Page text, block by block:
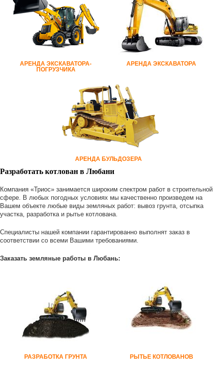
АРЕНДА ЭКСКАВАТОРА-
ПОГРУЗЧИКА
АРЕНДА ЭКСКАВАТОРА
АРЕНДА БУЛЬДОЗЕРА
Разработать котлован в Любани
Компания «Триос» занимается широким спектром работ в строительной
сфере. В любых погодных условиях мы качественно произведем на
Вашем объекте любые виды земляных работ: вывоз грунта, отсыпка
участка, разработка и рытье котлована.
Специалисты нашей компании гарантированно выполнят заказ в
соответствии со всеми Вашими требованиями.
Заказать земляные работы в Любань:
РАЗРАБОТКА ГРУНТА РЫТЬЕ КОТЛОВАНОВ